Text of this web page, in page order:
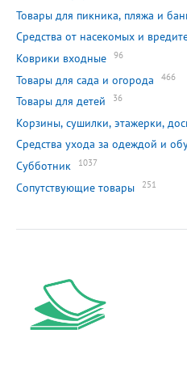
Товары для пикника, пляжа и
Средства от насекомых и
Коврики входные 96
Товары для сада и огорода 466
Товары для детей 36
Корзины, сушилки, этажерки,
Средства ухода за одеждой и
Субботник 1037
Сопутствующие товары 251